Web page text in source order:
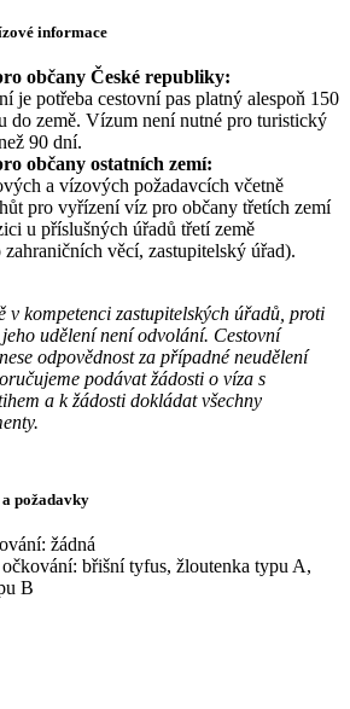
informace
občany České republiky:
je potřeba cestovní pas platný alespoň 150
do země. Vízum není nutné pro turistický
90 dní.
občany ostatních zemí:
a vízových požadavcích včetně
pro vyřízení víz pro občany třetích zemí
u příslušných úřadů třetí země
zahraničních věcí, zastupitelský úřad).
v kompetenci zastupitelských úřadů, proti
udělení není odvolání. Cestovní
odpovědnost za případné neudělení
podávat žádosti o víza s
a k žádosti dokládat všechny
požadavky
žádná
břišní tyfus, žloutenka typu A,
B